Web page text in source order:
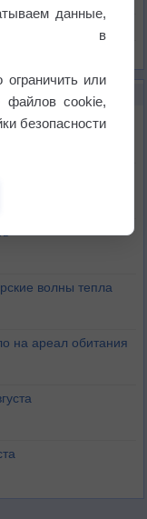
транспорт
волны тепла
на ареал обитания
данные,
в
или
файлов cookie,
безопасности